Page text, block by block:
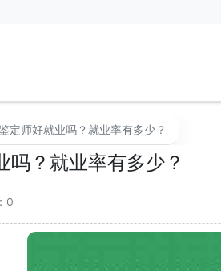
定师好就业吗？就业率有多少？
吗？就业率有多少？
0